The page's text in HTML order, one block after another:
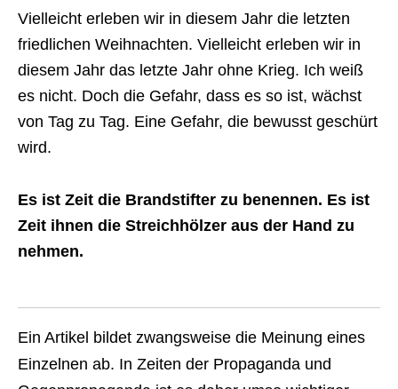
Vielleicht erleben wir in diesem Jahr die letzten
friedlichen Weihnachten. Vielleicht erleben wir in
diesem Jahr das letzte Jahr ohne Krieg. Ich weiß
es nicht. Doch die Gefahr, dass es so ist, wächst
von Tag zu Tag. Eine Gefahr, die bewusst geschürt
wird.
Es ist Zeit die Brandstifter zu benennen. Es ist
Zeit ihnen die Streichhölzer aus der Hand zu
nehmen.
Ein Artikel bildet zwangsweise die Meinung eines
Einzelnen ab. In Zeiten der Propaganda und